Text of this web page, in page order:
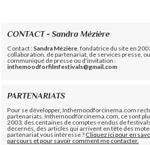
CONTACT - Sandra Mézière
Contact : Sandra Mézière , fondatrice du site en
collaboration, de partenariat, de services presse,
communiqué de presse ou d'invitation :
inthemoodforfilmfestivals@gmail.com
PARTENARIATS
Pour se développer, Inthemoodforcinema.com
partenariats. Inthemoodforcinema.com, ce sont
2003, des centaines de comptes-rendus de
décernés, des articles qui arrivent en tête des
partenariat vous intéresse ?Cliquez ici pour en
parcours et pour savoir comment me contacter.